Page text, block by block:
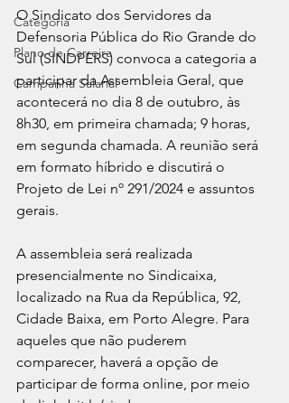
Categoria
Plano de Carreira
Campanha Salarial
O Sindicato dos Servidores da
Defensoria Pública do Rio Grande do
Sul (SINDPERS) convoca a categoria a
participar da Assembleia Geral, que
acontecerá no dia 8 de outubro, às
8h30, em primeira chamada; 9 horas,
em segunda chamada. A reunião será
em formato híbrido e discutirá o
Projeto de Lei nº 291/2024 e assuntos
gerais.
A assembleia será realizada
presencialmente no Sindicaixa,
localizado na Rua da República, 92,
Cidade Baixa, em Porto Alegre. Para
aqueles que não puderem
comparecer, haverá a opção de
participar de forma online, por meio